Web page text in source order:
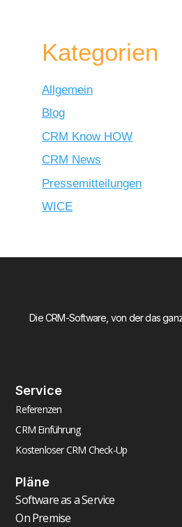
Kategorien
Allgemein
Blog
CRM Know HOW
CRM News
Pressemitteilungen
WICE
Die CRM-Software, von der das
Service
Referenzen
CRM Einführung
Kostenloser CRM Check-Up
Pläne
Software as a Service
On Premise